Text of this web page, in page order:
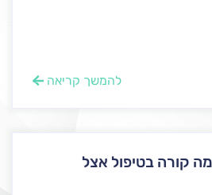
להמשך קריאה
קורה בטיפול אצל